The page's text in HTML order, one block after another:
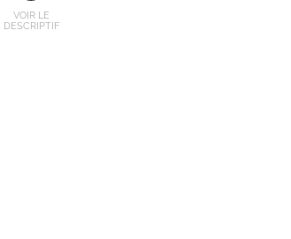
VOIR LE
DESCRIPTIF